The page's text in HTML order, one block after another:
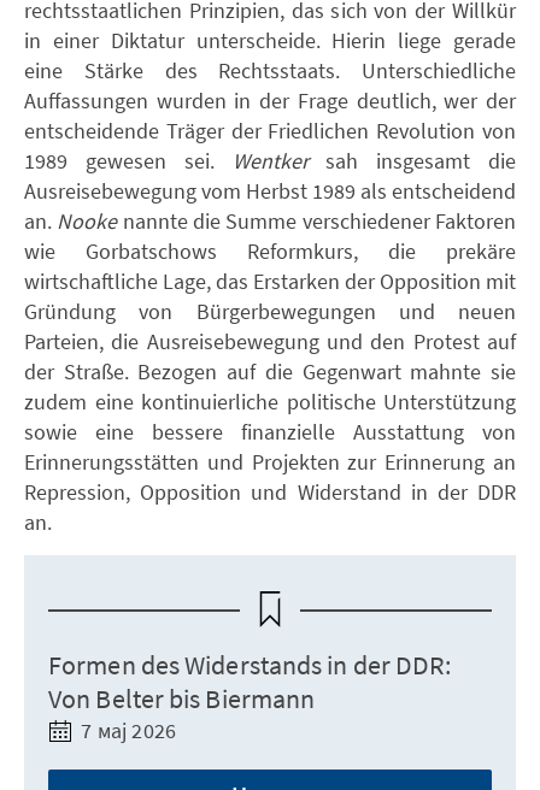
rechtsstaatlichen Prinzipien, das sich von der Willkür
in einer Diktatur unterscheide. Hierin liege gerade
eine Stärke des Rechtsstaats. Unterschiedliche
Auffassungen wurden in der Frage deutlich, wer der
entscheidende Träger der Friedlichen Revolution von
1989 gewesen sei.
Wentkersah insgesamt die
Ausreisebewegung vom Herbst 1989 als entscheidend
an. Nookenannte die Summe verschiedener Faktoren
wie Gorbatschows Reformkurs, die prekäre
wirtschaftliche Lage, das Erstarken der Opposition mit
Gründung von Bürgerbewegungen und neuen
Parteien, die Ausreisebewegung und den Protest auf
der Straße. Bezogen auf die Gegenwart mahnte sie
zudem eine kontinuierliche politische Unterstützung
sowie eine bessere finanzielle Ausstattung von
Erinnerungsstätten und Projekten zur Erinnerung an
Repression, Opposition und Widerstand in der DDR
an.
Formen des Widerstands in der DDR:
Von Belter bis Biermann
7 мај 2026